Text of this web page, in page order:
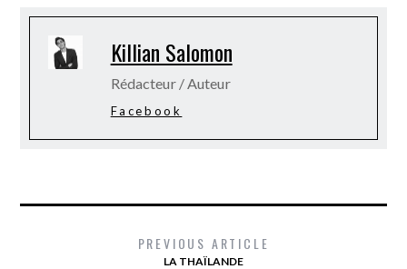
Killian Salomon
Rédacteur / Auteur
Facebook
PREVIOUS ARTICLE
LA THAÏLANDE